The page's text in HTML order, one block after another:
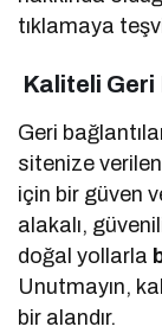
tıklamaya
Kaliteli Geri
Geri
sitenize
için bir güven
alakalı,
doğal yollarla
Unutmayın,
bir alandır.